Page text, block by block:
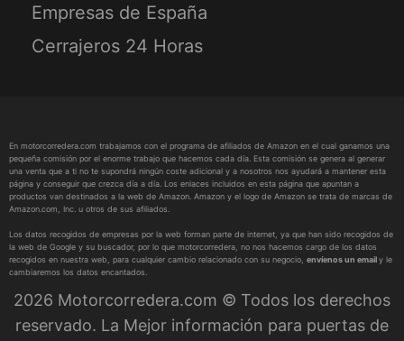
Empresas de España
Cerrajeros 24 Horas
En motorcorredera.com trabajamos con el programa de afiliados de Amazon en el cual ganamos una
pequeña comisión por el enorme trabajo que hacemos cada día. Esta comisión se genera al generar
una venta que a ti no te supondrá ningún coste adicional y a nosotros nos ayudará a mantener esta
página y conseguir que crezca día a día. Los enlaces incluidos en esta página que apuntan a
productos van destinados a la web de Amazon. Amazon y el logo de Amazon se trata de marcas de
Amazon.com, Inc. u otros de sus afiliados.
Los datos recogidos de empresas por la web forman parte de internet, ya que han sido recogidos de
la web de Google y su buscador, por lo que motorcorredera, no nos hacemos cargo de los datos
recogidos en nuestra web, para cualquier cambio relacionado con su negocio, envíenos un emaily le
cambiaremos los datos encantados.
2026 Motorcorredera.com © Todos los derechos
reservado. La Mejor información para puertas de